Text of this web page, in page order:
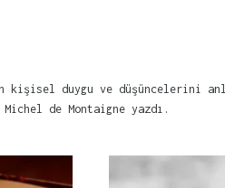
kişisel duygu ve düşüncelerini
de Montaigne yazdı.